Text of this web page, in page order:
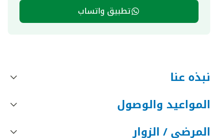
تطبيق واتساب
نبذه عنا
المواعيد والوصول
المرضى / الزوار